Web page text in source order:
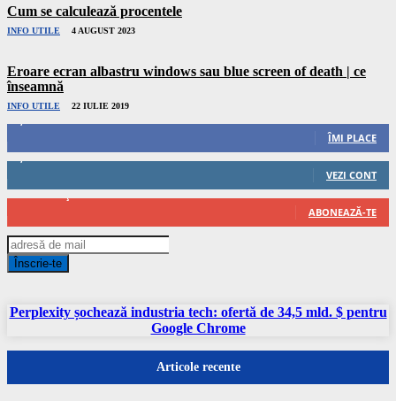
Cum se calculează procentele
INFO UTILE 4 AUGUST 2023
Eroare ecran albastru windows sau blue screen of death | ce
înseamnă
INFO UTILE 22 IULIE 2019
ÎMI PLACE
VEZI CONT
ABONEAZĂ-TE
Înscrie-te
Perplexity șochează industria tech: ofertă de 34,5 mld. $ pentru
Google Chrome
Articole recente